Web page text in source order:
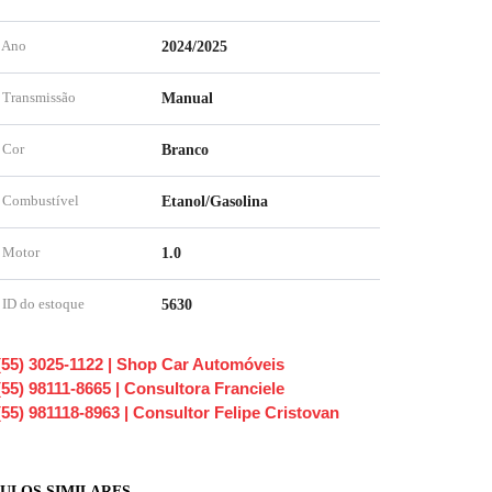
2024/2025
Manual
Branco
Etanol/Gasolina
1.0
do estoque 5630
3025-1122 | Shop Car Automóveis
98111-8665 | Consultora Franciele
981118-8963 | Consultor Felipe Cristovan